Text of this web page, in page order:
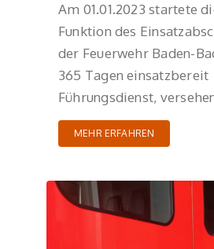
Am 01.01.2023 startete
Funktion des
der Feuerwehr Baden-
365 Tagen einsatzbereit
Führungsdienst,
MEHR ERFAHREN